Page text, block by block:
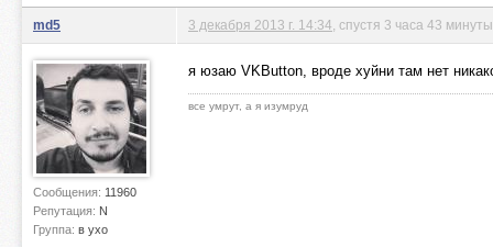
md5
Сообщения: 11960
Репутация: N
Группа: в ухо
3 декабря 2013 г. 14:34 , спустя 3 часа 43
я юзаю VKButton, вроде хуйни там нет
все умрут, а я изумруд